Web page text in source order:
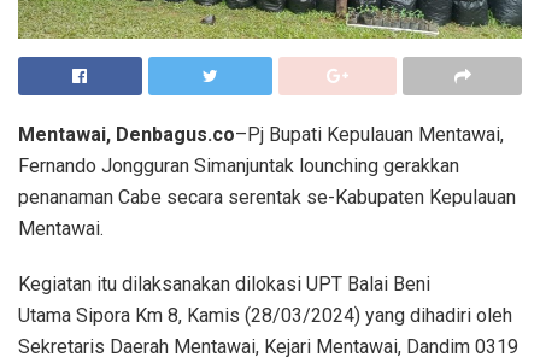
Mentawai, Denbagus.co–Pj Bupati Kepulauan Mentawai,
Fernando Jongguran Simanjuntak lounching gerakkan
penanaman Cabe secara serentak se-Kabupaten Kepulauan
Mentawai.
Kegiatan itu dilaksanakan dilokasi UPT Balai Beni
Utama Sipora Km 8, Kamis (28/03/2024) yang dihadiri oleh
Sekretaris Daerah Mentawai, Kejari Mentawai, Dandim 0319